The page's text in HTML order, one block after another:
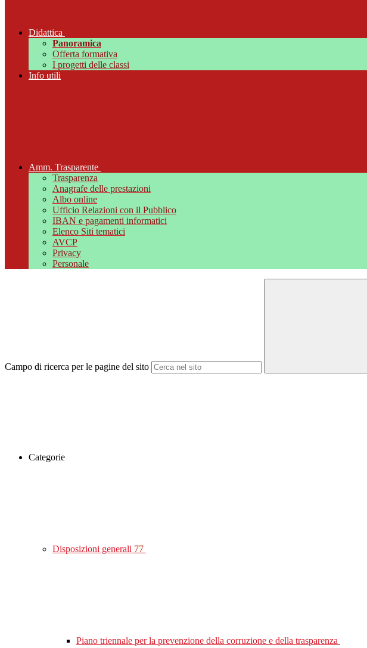
Didattica
Panoramica
Offerta formativa
I progetti delle classi
Info utili
Amm. Trasparente
Trasparenza
Anagrafe delle prestazioni
Albo online
Ufficio Relazioni con il Pubblico
IBAN e pagamenti informatici
Elenco Siti tematici
AVCP
Privacy
Personale
Campo di ricerca per le pagine del sito
Categorie
Disposizioni generali 77
Piano triennale per la prevenzione della corruzione e della trasparenza